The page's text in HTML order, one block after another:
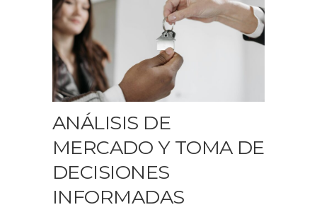
ANÁLISIS DE
MERCADO Y TOMA DE
DECISIONES
INFORMADAS